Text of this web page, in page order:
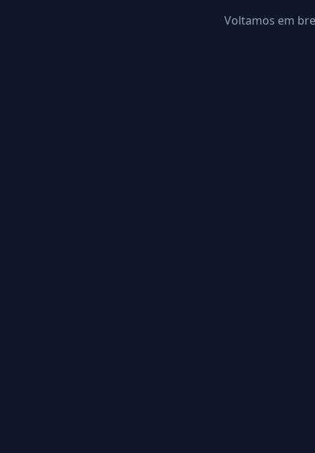
Voltamos em